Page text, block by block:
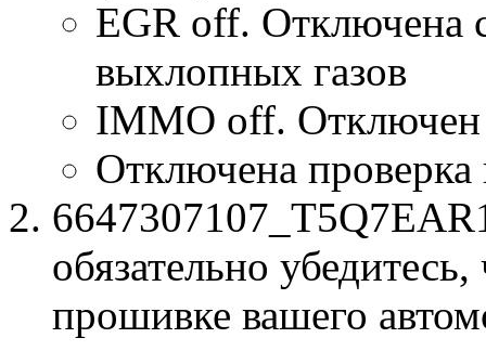
EGR off. Отключена
выхлопных газов
IMMO off. Отключен
Отключена
обязательно
прошивке вашего